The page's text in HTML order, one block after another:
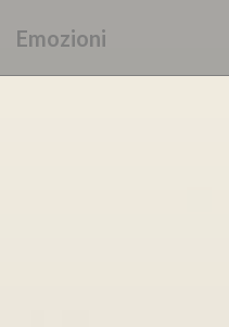
Emozioni